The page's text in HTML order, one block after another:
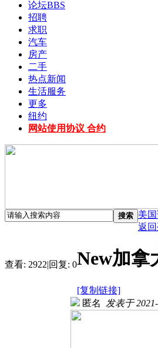
论坛BBS
招聘
求职
汽车
房产
二手
热点新闻
生活服务
更多
纽约
网站使用协议 合约
搜索 美
返
查看: 2922|回复: 0New加拿
[复制链接]
匿名 发表于